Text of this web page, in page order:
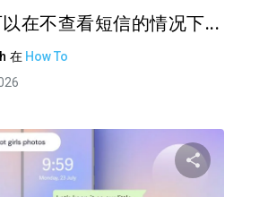
在不查看短信的情况下...
在 How To